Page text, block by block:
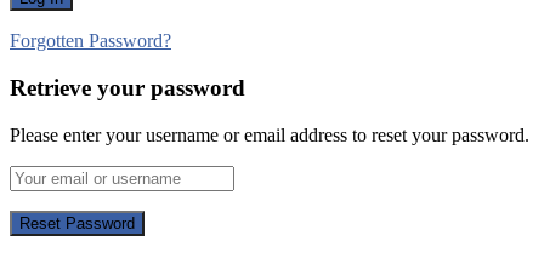
Forgotten Password?
Retrieve your password
Please enter your username or email address to reset your password.